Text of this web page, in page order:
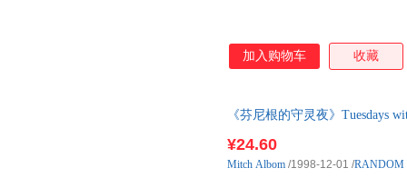
加入购物车 收藏
《芬尼根的守灵夜》Tuesdays
惠咨询在线客服！
¥24.60
Mitch Albom /1998-12-01 /RANDOM